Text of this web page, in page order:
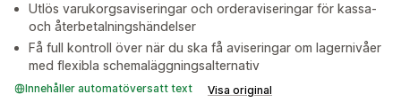
Utlös varukorgsaviseringar och orderaviseringar för kassa-
och återbetalningshändelser
Få full kontroll över när du ska få aviseringar om lagernivåer
med flexibla schemaläggningsalternativ
Innehåller automatöversatt text Visa original